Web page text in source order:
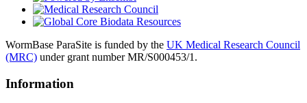
WormBase ParaSite is funded by the UK Medical Research Council
(MRC) under grant number MR/S000453/1.
Information